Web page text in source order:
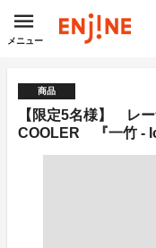
メニュー
商品
【限定5名様】 レ
COOLER 『一竹 -